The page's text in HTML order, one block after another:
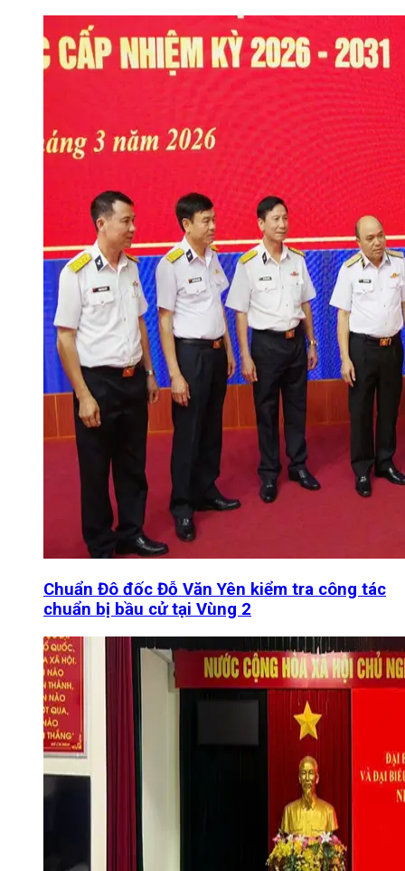
Chuẩn Đô đốc Đỗ Văn Yên kiểm tra công tác
chuẩn bị bầu cử tại Vùng 2